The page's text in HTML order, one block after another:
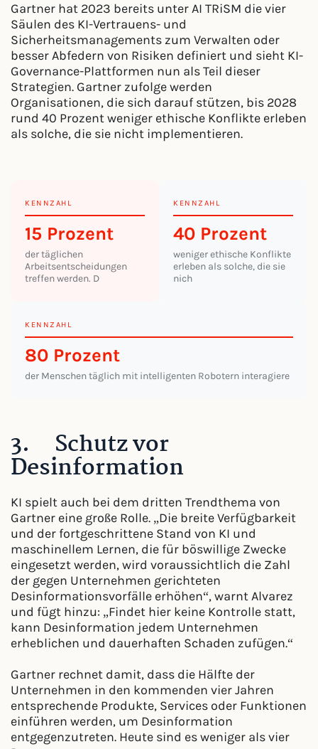
Gartner hat 2023 bereits unter AI TRiSM die vier
Säulen des KI-Vertrauens- und
Sicherheitsmanagements zum Verwalten oder
besser Abfedern von Risiken definiert und sieht KI-
Governance-Plattformen nun als Teil dieser
Strategien. Gartner zufolge werden
Organisationen, die sich darauf stützen, bis 2028
rund 40 Prozent weniger ethische Konflikte erleben
als solche, die sie nicht implementieren.
KENNZAHL
15 Prozent
der täglichen
Arbeitsentscheidungen
treffen werden. D
KENNZAHL
40 Prozent
weniger ethische Konflikte
erleben als solche, die sie
nich
KENNZAHL
80 Prozent
der Menschen täglich mit intelligenten Robotern interagiere
3. Schutz vor
Desinformation
KI spielt auch bei dem dritten Trendthema von
Gartner eine große Rolle. „Die breite Verfügbarkeit
und der fortgeschrittene Stand von KI und
maschinellem Lernen, die für böswillige Zwecke
eingesetzt werden, wird voraussichtlich die Zahl
der gegen Unternehmen gerichteten
Desinformationsvorfälle erhöhen“, warnt Alvarez
und fügt hinzu: „Findet hier keine Kontrolle statt,
kann Desinformation jedem Unternehmen
erheblichen und dauerhaften Schaden zufügen.“
Gartner rechnet damit, dass die Hälfte der
Unternehmen in den kommenden vier Jahren
entsprechende Produkte, Services oder Funktionen
einführen werden, um Desinformation
entgegenzutreten. Heute sind es weniger als vier